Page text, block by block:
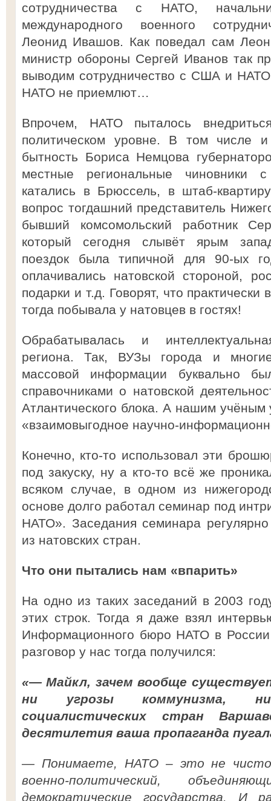
сотрудничества с НАТО,
международного военного
Леонид Ивашов. Как поведал сам
министр обороны Сергей Иванов так
выводим сотрудничество с США и
НАТО не приемлют…
Впрочем, НАТО пыталось
политическом уровне. В том числе
бытность Бориса Немцова
местные региональные чиновники
катались в Брюссель, в штаб-
вопрос тогдашний представитель
бывший комсомольский работник
который сегодня слывёт ярым
поездок была типичной для 90-ых
оплачивались натовской стороной,
подарки и т.д. Говорят, что
тогда побывала у натовцев в гостях!
Обрабатывалась и
региона. Так, ВУЗы города и
массовой информации буквально
справочниками о натовской
Атлантического блока. А нашим
«взаимовыгодное научно-
Конечно, кто-то использовал эти
под закуску, ну а кто-то всё же
всяком случае, в одном из
основе долго работал семинар под
НАТО». Заседания семинара
из натовских стран.
Что они пытались нам «впарить»
На одно из таких заседаний в 2003
этих строк. Тогда я даже взял
Информационного бюро НАТО в
разговор у нас тогда получился:
«— Майкл, зачем вообще
ни угрозы коммунизма,
социалистических стран
десятилетия ваша пропаганда
— Понимаете, НАТО – это не
военно-политический,
демократические государства. И